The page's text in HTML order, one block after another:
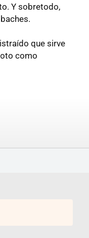
Y sobretodo,
que sirve
como